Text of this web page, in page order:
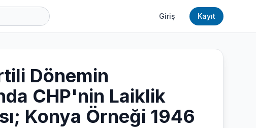
Giriş Kayıt
Dönemin
CHP'nin Laiklik
Konya Örneği 1946